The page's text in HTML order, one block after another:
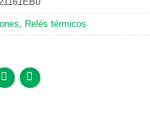
Relés térmicos